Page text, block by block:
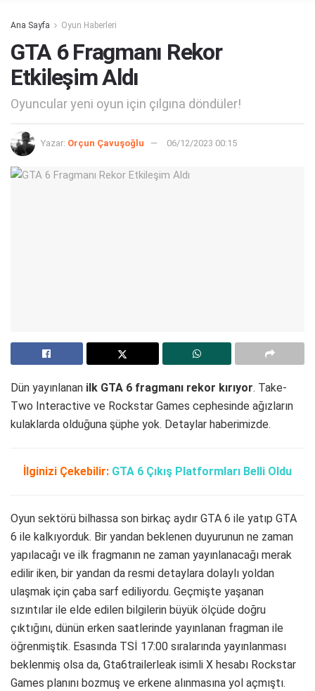
Ana Sayfa Oyun Haberleri
GTA 6 Fragmanı Rekor
Etkileşim Aldı
Oyuncular yeni oyun için çılgına döndüler!
Yazar: Orçun Çavuşoğlu 06/12/2023 00:15
Dün yayınlanan ilk GTA 6 fragmanı rekor kırıyor. Take-
Two Interactive ve Rockstar Games cephesinde ağızların
kulaklarda olduğuna şüphe yok. Detaylar haberimizde.
İlginizi Çekebilir: GTA 6 Çıkış Platformları Belli Oldu
Oyun sektörü bilhassa son birkaç aydır GTA 6 ile yatıp GTA
6 ile kalkıyorduk. Bir yandan beklenen duyurunun ne zaman
yapılacağı ve ilk fragmanın ne zaman yayınlanacağı merak
edilir iken, bir yandan da resmi detaylara dolaylı yoldan
ulaşmak için çaba sarf ediliyordu. Geçmişte yaşanan
sızıntılar ile elde edilen bilgilerin büyük ölçüde doğru
çıktığını, dünün erken saatlerinde yayınlanan fragman ile
öğrenmiştik. Esasında TSİ 17:00 sıralarında yayınlanması
beklenmiş olsa da, Gta6trailerleak isimli X hesabı Rockstar
Games planını bozmuş ve erkene alınmasına yol açmıştı.